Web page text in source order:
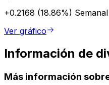
+0.2168 (18.86%) Semanal
Ver gráfico
Información de
Más información